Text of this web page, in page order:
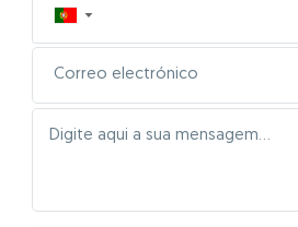
▼